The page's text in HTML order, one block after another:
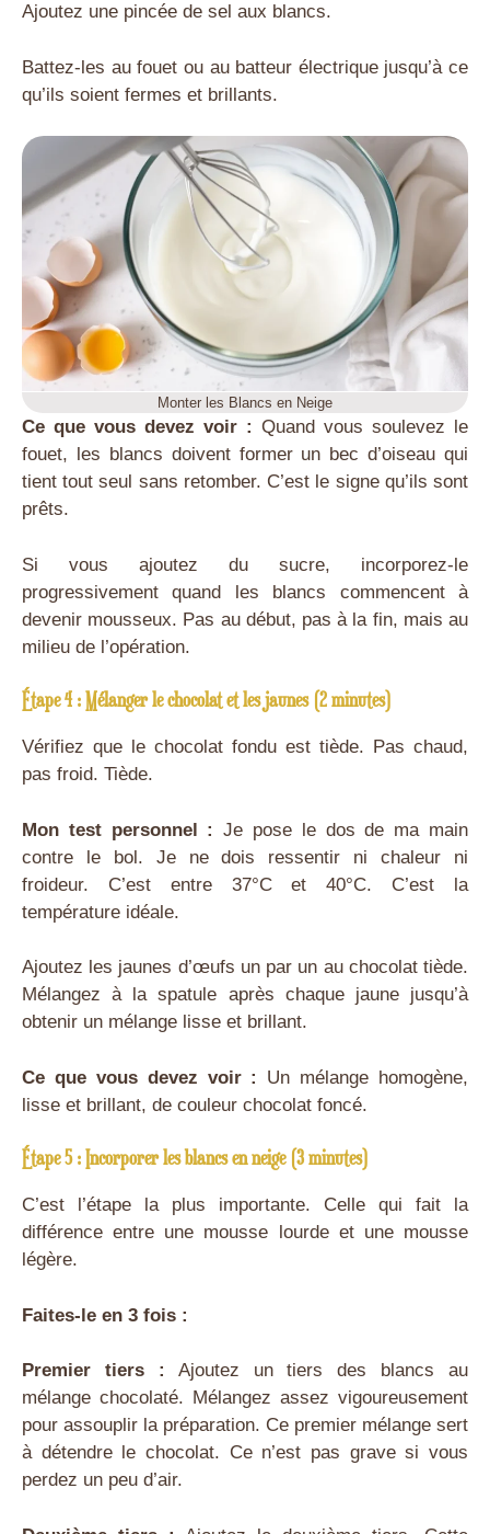
Ajoutez une pincée de sel aux blancs.
Battez-les au fouet ou au batteur électrique jusqu’à ce
qu’ils soient fermes et brillants.
Monter les Blancs en Neige
Ce que vous devez voir : Quand vous soulevez le
fouet, les blancs doivent former un bec d’oiseau qui
tient tout seul sans retomber. C’est le signe qu’ils sont
prêts.
Si vous ajoutez du sucre, incorporez-le
progressivement quand les blancs commencent à
devenir mousseux. Pas au début, pas à la fin, mais au
milieu de l’opération.
Étape 4 : Mélanger le chocolat et les jaunes (2 minutes)
Vérifiez que le chocolat fondu est tiède. Pas chaud,
pas froid. Tiède.
Mon test personnel : Je pose le dos de ma main
contre le bol. Je ne dois ressentir ni chaleur ni
froideur. C’est entre 37°C et 40°C. C’est la
température idéale.
Ajoutez les jaunes d’œufs un par un au chocolat tiède.
Mélangez à la spatule après chaque jaune jusqu’à
obtenir un mélange lisse et brillant.
Ce que vous devez voir :
Un mélange homogène,
lisse et brillant, de couleur chocolat foncé.
Étape 5 : Incorporer les blancs en neige (3 minutes)
C’est l’étape la plus importante. Celle qui fait la
différence entre une mousse lourde et une mousse
légère.
Faites-le en 3 fois :
Premier tiers : Ajoutez un tiers des blancs au
mélange chocolaté. Mélangez assez vigoureusement
pour assouplir la préparation. Ce premier mélange sert
à détendre le chocolat. Ce n’est pas grave si vous
perdez un peu d’air.